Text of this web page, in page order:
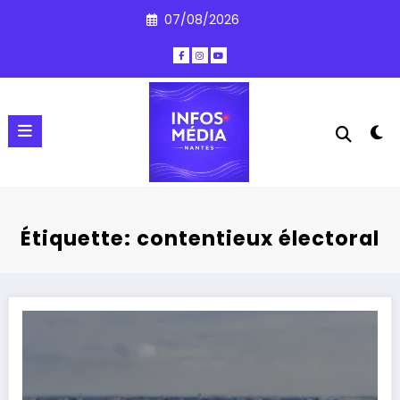
07/08/2026
Étiquette: contentieux électoral